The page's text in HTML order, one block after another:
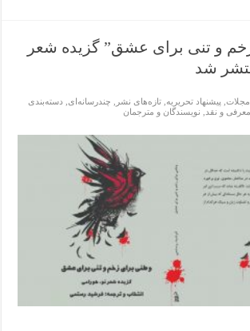
و تنی برای عشق” گزیده شعر
شد
مجلات پیشنهاد تحریریه ,تازەهای نشر چندرسانه‌ای
دسته‌بندی
معرفی و نقد
نویسندگان و مترجمان